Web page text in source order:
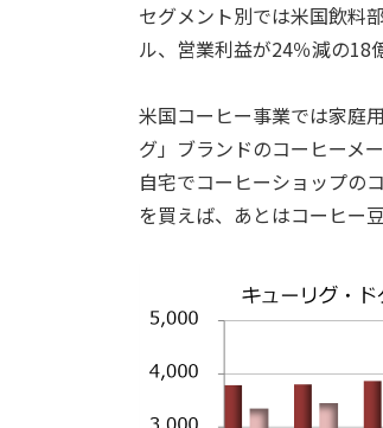
セグメント別では米国飲料
ル、営業利益が24％減の18
米国コーヒー事業では家庭
グ」ブランドのコーヒーメ
自宅でコーヒーショップの
を買えば、あとはコーヒー